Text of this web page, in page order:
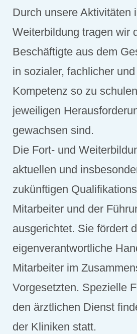
Durch unsere Aktivitäten
Weiterbildung tragen wir
Beschäftigte aus dem
in sozialer, fachlicher
Kompetenz so zu
jeweiligen
gewachsen sind.
Die Fort- und
aktuellen und
zukünftigen
Mitarbeiter und der
ausgerichtet. Sie fördert
eigenverantwortliche
Mitarbeiter im
Vorgesetzten. Spezielle
den ärztlichen Dienst
der Kliniken statt.